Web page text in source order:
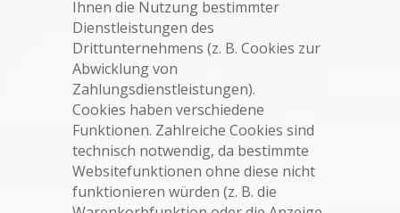
Ihnen die Nutzung bestimmter
Dienstleistungen des
Drittunternehmens (z. B. Cookies zur
Abwicklung von
Zahlungsdienstleistungen).
Cookies haben verschiedene
Funktionen. Zahlreiche Cookies sind
technisch notwendig, da bestimmte
Websitefunktionen ohne diese nicht
funktionieren würden (z. B. die